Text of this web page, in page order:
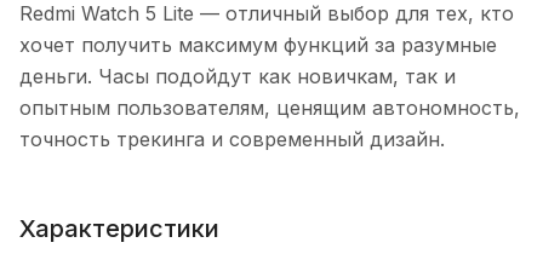
Redmi Watch 5 Lite — отличный выбор для тех, кто
хочет получить максимум функций за разумные
деньги. Часы подойдут как новичкам, так и
опытным пользователям, ценящим автономность,
точность трекинга и современный дизайн.
Характеристики